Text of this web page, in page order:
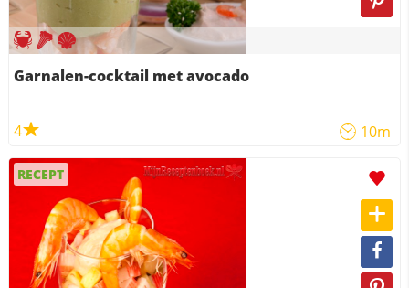
Garnalen-cocktail met avocado
4 10m
RECEPT